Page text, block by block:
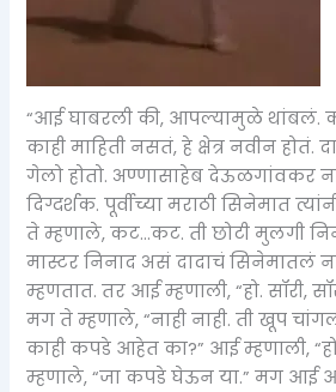
“आई घाबरली की, आपल्यामुळे थांबलं.
काही माहिती नसतं, हे क्षेत्र नवीन होतं.
गेलो होतो. अण्णासाहेब देऊळगांवकर
दिग्दर्शक. पूर्वीच्या मराठी सिनेमात
ते म्हणाले, कट…कट. ती छोटी मुलगी
मास्टर निनाद असं दादाचं सिनेमातलं
म्हणतात. तर आई म्हणाली, “हो. सॉरी,
मग ते म्हणाले, “नाही नाही. ती खूप
काही कपडे आहेत का?” आई म्हणाली,
म्हणाले, “जा कपडे घेऊन या.” मग आई